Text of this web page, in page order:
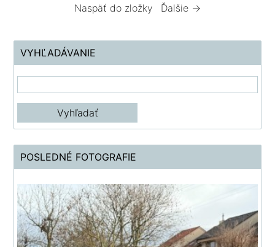
Naspäť do zložky
Ďalšie →
VYHĽADÁVANIE
POSLEDNÉ FOTOGRAFIE